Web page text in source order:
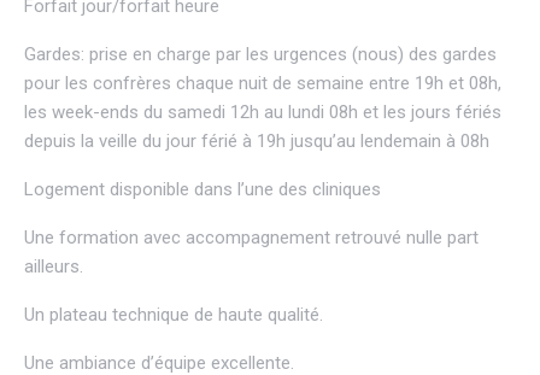
Forfait jour/forfait heure
Gardes: prise en charge par les urgences (nous) des gardes
pour les confrères chaque nuit de semaine entre 19h et 08h,
les week-ends du samedi 12h au lundi 08h et les jours fériés
depuis la veille du jour férié à 19h jusqu’au lendemain à 08h
Logement disponible dans l’une des cliniques
Une formation avec accompagnement retrouvé nulle part
ailleurs.
Un plateau technique de haute qualité.
Une ambiance d’équipe excellente.